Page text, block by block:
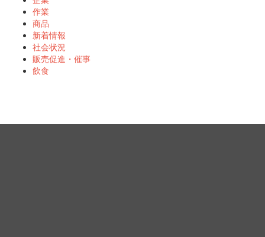
作業
商品
新着情報
社会状況
販売促進・催事
飲食